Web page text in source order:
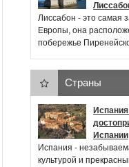
Лиссабон - это самая
Европы, она
побережье
Страны
Испании
Испания -
культурой и